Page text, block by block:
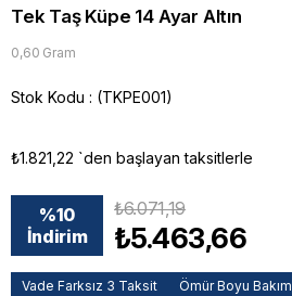
Tek Taş Küpe 14 Ayar Altın
0,60 Gram
Stok Kodu (TKPE001)
₺1.821,22 `den başlayan taksitlerle
%10
İndirim
₺6.071,19
₺5.463,66
Vade Farksız 3 Taksit Ömür Boyu Bakım